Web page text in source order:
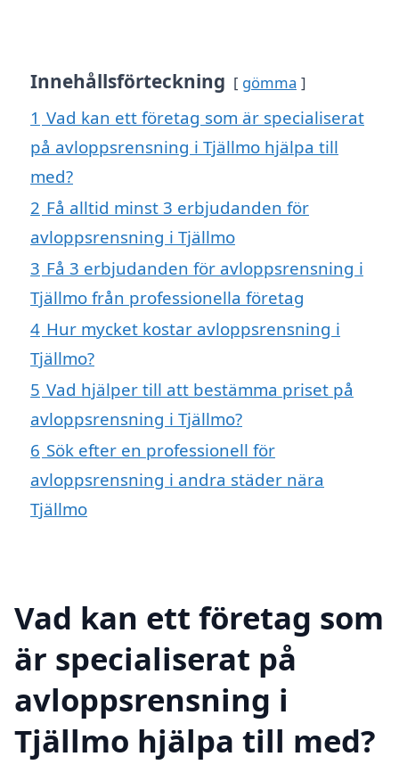
Innehållsförteckning gömma
1 Vad kan ett företag som är specialiserat
på avloppsrensning i Tjällmo hjälpa till
med?
2 Få alltid minst 3 erbjudanden för
avloppsrensning i Tjällmo
3 Få 3 erbjudanden för avloppsrensning i
Tjällmo från professionella företag
4 Hur mycket kostar avloppsrensning i
Tjällmo?
5 Vad hjälper till att bestämma priset på
avloppsrensning i Tjällmo?
6 Sök efter en professionell för
avloppsrensning i andra städer nära
Tjällmo
Vad kan ett företag som
är specialiserat på
avloppsrensning i
Tjällmo hjälpa till med?